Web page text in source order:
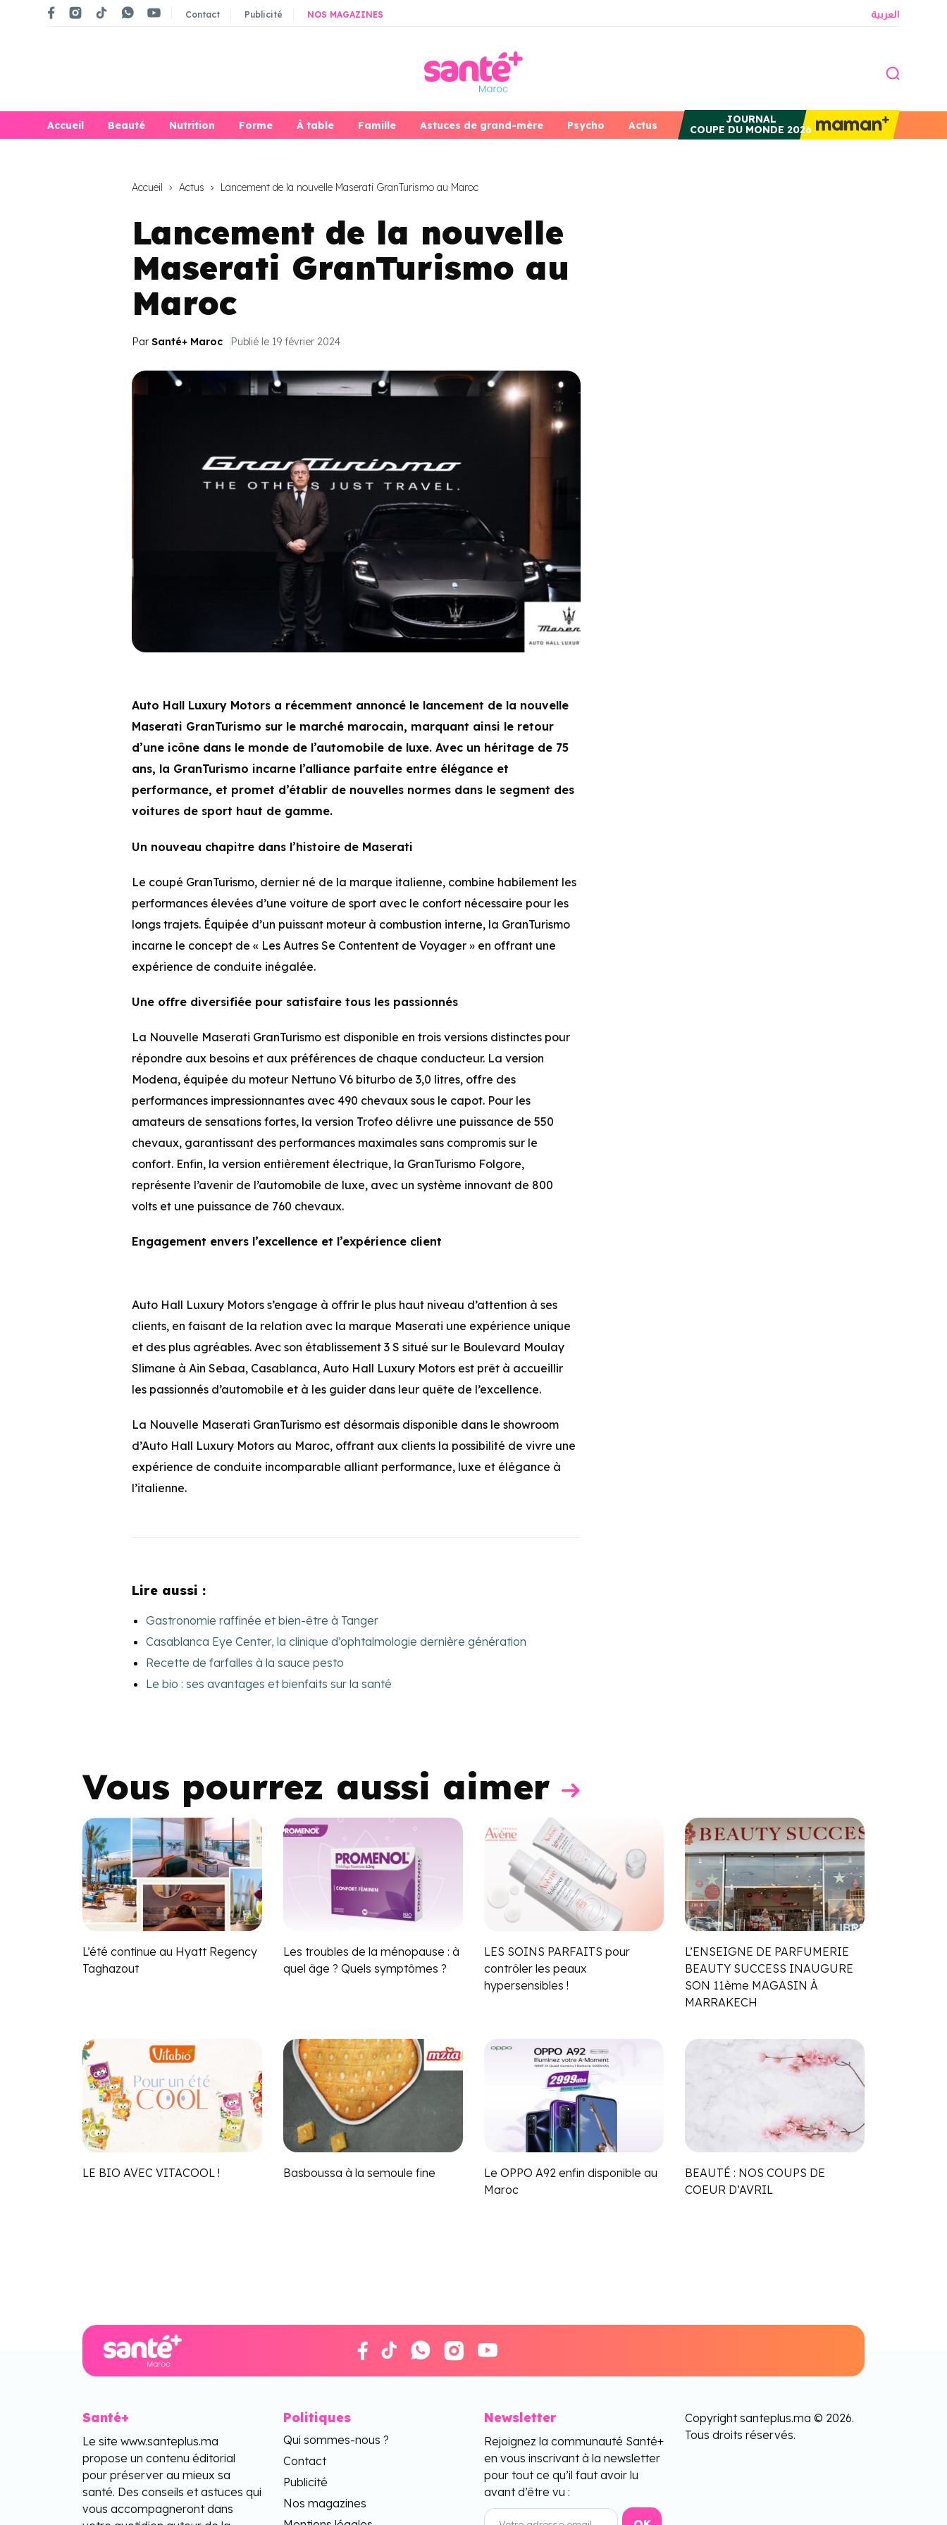
Contact Publicité NOS MAGAZINES العربية
Accueil Beauté Nutrition Forme À table Famille Astuces de grand-mère Psycho Actus
JOURNAL
COUPE DU MONDE 2026
Accueil Actus Lancement de la nouvelle Maserati GranTurismo au Maroc
Lancement de la nouvelle
Maserati GranTurismo au
Maroc
Par Santé+ Maroc Publié le 19 février 2024
Auto Hall Luxury Motors a récemment annoncé le lancement de la nouvelle
Maserati GranTurismo sur le marché marocain, marquant ainsi le retour
d’une icône dans le monde de l’automobile de luxe. Avec un héritage de 75
ans, la GranTurismo incarne l’alliance parfaite entre élégance et
performance, et promet d’établir de nouvelles normes dans le segment des
voitures de sport haut de gamme.
Un nouveau chapitre dans l’histoire de Maserati
Le coupé GranTurismo, dernier né de la marque italienne, combine habilement les
performances élevées d’une voiture de sport avec le confort nécessaire pour les
longs trajets. Équipée d’un puissant moteur à combustion interne, la GranTurismo
incarne le concept de « Les Autres Se Contentent de Voyager » en offrant une
expérience de conduite inégalée.
Une offre diversifiée pour satisfaire tous les passionnés
La Nouvelle Maserati GranTurismo est disponible en trois versions distinctes pour
répondre aux besoins et aux préférences de chaque conducteur. La version
Modena, équipée du moteur Nettuno V6 biturbo de 3,0 litres, offre des
performances impressionnantes avec 490 chevaux sous le capot. Pour les
amateurs de sensations fortes, la version Trofeo délivre une puissance de 550
chevaux, garantissant des performances maximales sans compromis sur le
confort. Enfin, la version entièrement électrique, la GranTurismo Folgore,
représente l’avenir de l’automobile de luxe, avec un système innovant de 800
volts et une puissance de 760 chevaux.
Engagement envers l’excellence et l’expérience client
Auto Hall Luxury Motors s’engage à offrir le plus haut niveau d’attention à ses
clients, en faisant de la relation avec la marque Maserati une expérience unique
et des plus agréables. Avec son établissement 3 S situé sur le Boulevard Moulay
Slimane à Ain Sebaa, Casablanca, Auto Hall Luxury Motors est prêt à accueillir
les passionnés d’automobile et à les guider dans leur quête de l’excellence.
La Nouvelle Maserati GranTurismo est désormais disponible dans le showroom
d’Auto Hall Luxury Motors au Maroc, offrant aux clients la possibilité de vivre une
expérience de conduite incomparable alliant performance, luxe et élégance à
l’italienne.
Lire aussi :
Gastronomie raffinée et bien-être à Tanger
Casablanca Eye Center, la clinique d’ophtalmologie dernière génération
Recette de farfalles à la sauce pesto
Le bio : ses avantages et bienfaits sur la santé
Vous pourrez aussi aimer
L’été continue au Hyatt Regency
Taghazout
Les troubles de la ménopause : à
quel âge ? Quels symptômes ?
LES SOINS PARFAITS pour
contrôler les peaux
hypersensibles !
L’ENSEIGNE DE PARFUMERIE
BEAUTY SUCCESS INAUGURE
SON 11ème MAGASIN À
MARRAKECH
LE BIO AVEC VITACOOL ! Basboussa à la semoule fine
Le OPPO A92 enfin disponible au
Maroc
BEAUTÉ : NOS COUPS DE
COEUR D’AVRIL
Santé+
Le site www.santeplus.ma
propose un contenu éditorial
pour préserver au mieux sa
santé. Des conseils et astuces qui
vous accompagneront dans
Politiques
Qui sommes-nous ?
Contact
Publicité
Nos magazines
Newsletter
Rejoignez la communauté Santé+
en vous inscrivant à la newsletter
pour tout ce qu’il faut avoir lu
avant d’être vu :
Copyright santeplus.ma © 2026.
Tous droits réservés.